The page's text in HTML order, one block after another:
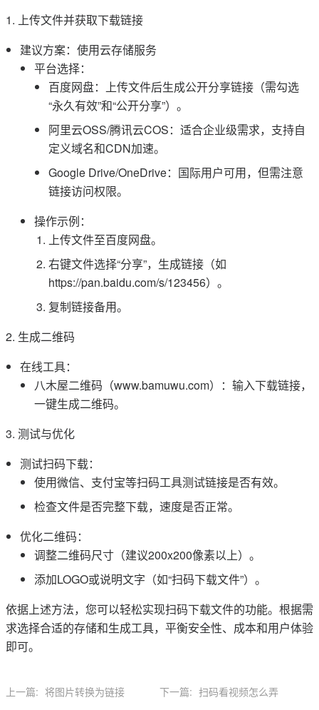
1. 上传文件并获取下载链接
建议方案：使用云存储服务
平台选择：
百度网盘：上传文件后生成公开分享链接（需勾选
“永久有效”和“公开分享”）。
阿里云OSS/腾讯云COS：适合企业级需求，支持自
定义域名和CDN加速。
Google Drive/OneDrive：国际用户可用，但需注意
链接访问权限。
操作示例：
上传文件至百度网盘。
右键文件选择“分享”，生成链接（如
https://pan.baidu.com/s/123456）。
复制链接备用。
2. 生成二维码
在线工具：
八木屋二维码（www.bamuwu.com）：输入下载链接，
一键生成二维码。
3. 测试与优化
测试扫码下载：
使用微信、支付宝等扫码工具测试链接是否有效。
检查文件是否完整下载，速度是否正常。
优化二维码：
调整二维码尺寸（建议200x200像素以上）。
添加LOGO或说明文字（如“扫码下载文件”）。
依据上述方法，您可以轻松实现扫码下载文件的功能。根据需
求选择合适的存储和生成工具，平衡安全性、成本和用户体验
即可。
上一篇: 将图片转换为链接 下一篇: 扫码看视频怎么弄